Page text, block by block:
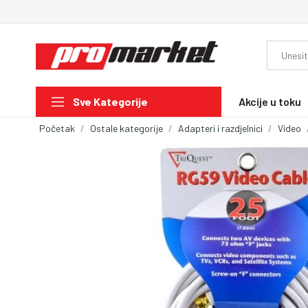
Sve Kategorije Akcije u toku
Početak Ostale kategorije Adapteri i razdjelnici Video